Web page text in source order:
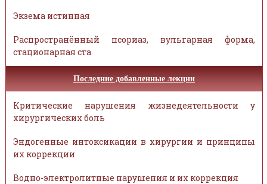
Экзема истинная
Распространённый псориаз, вульгарная форма,
стационарная ста
Последние добавленные лекции
Критические нарушения жизнедеятельности у
хирургических боль
Эндогенные интоксикации в хирургии и принципы
их коррекции
Водно-электролитные нарушения и их коррекция